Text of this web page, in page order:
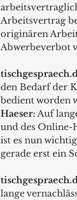
Arbeitsvertrag
originären
Abwerbeverbot
den Bedarf der
bedient worden
Haeser: Auf
und des Online-
ist es nun
gerade erst ein
lange